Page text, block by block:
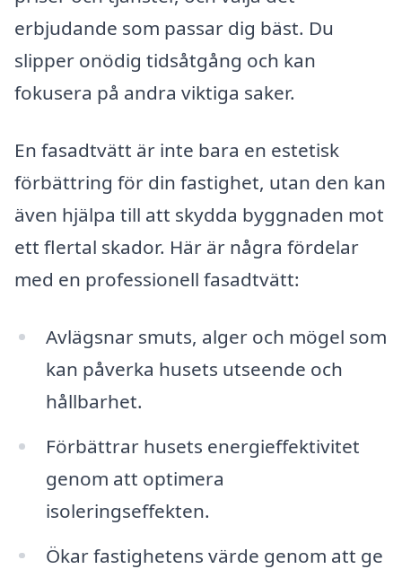
erbjudande som passar dig bäst. Du
slipper onödig tidsåtgång och kan
fokusera på andra viktiga saker.
En fasadtvätt är inte bara en estetisk
förbättring för din fastighet, utan den kan
även hjälpa till att skydda byggnaden mot
ett flertal skador. Här är några fördelar
med en professionell fasadtvätt:
Avlägsnar smuts, alger och mögel som
kan påverka husets utseende och
hållbarhet.
Förbättrar husets energieffektivitet
genom att optimera
isoleringseffekten.
Ökar fastighetens värde genom att ge